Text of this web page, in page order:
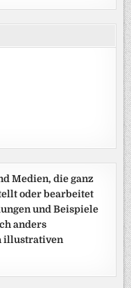
Medien, die ganz
oder bearbeitet
und Beispiele
anders
illustrativen